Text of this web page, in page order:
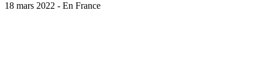
18 mars 2022 - En France